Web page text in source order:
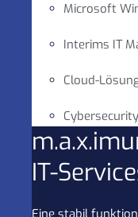
Microsoft
Interims IT
Cloud-
Cybersecurity
IT-
Eine stabil